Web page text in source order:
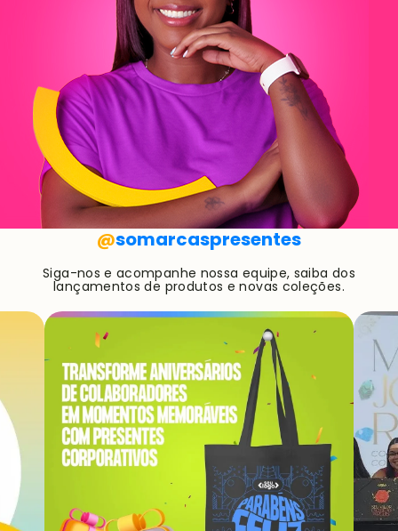
@somarcaspresentes
Siga-nos e acompanhe nossa equipe, saiba dos
lançamentos de produtos e novas coleções.